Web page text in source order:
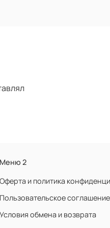
Меню 2
Оферта и политика
Пользовательское соглашение
Условия обмена и возврата